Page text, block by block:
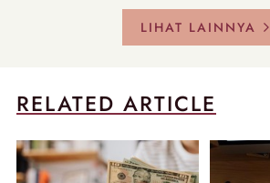
LIHAT LAINNYA
RELATED ARTICLE